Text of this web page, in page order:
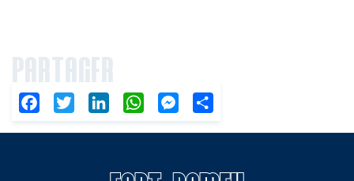
PARTAGER
FacebookTwitter LinkedIn WhatsAppMessenger